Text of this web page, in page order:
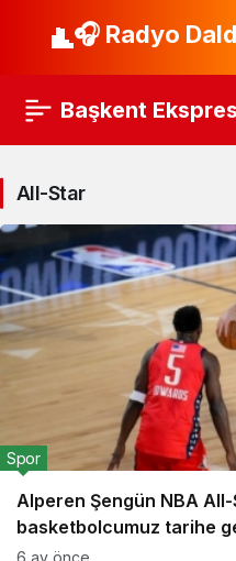
🎧 Radyo
Başkent Ekspres
All-Star
Alperen Şengün NBA All-
basketbolcumuz tarihe
Spor
6 ay önce